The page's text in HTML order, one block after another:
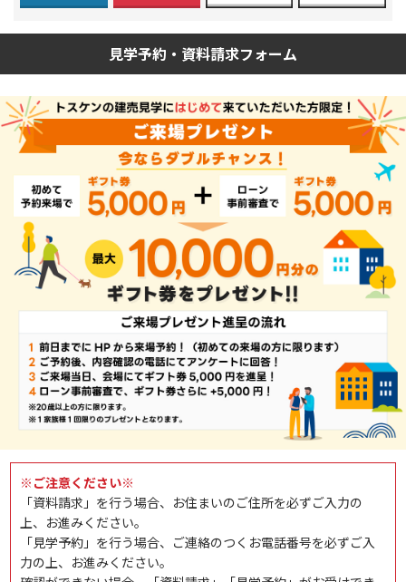
見学予約・資料請求フォーム
※ご注意ください※
「資料請求」を行う場合、お住まいのご住所を必ずご入力の
上、お進みください。
「見学予約」を行う場合、ご連絡のつくお電話番号を必ずご入
力の上、お進みください。